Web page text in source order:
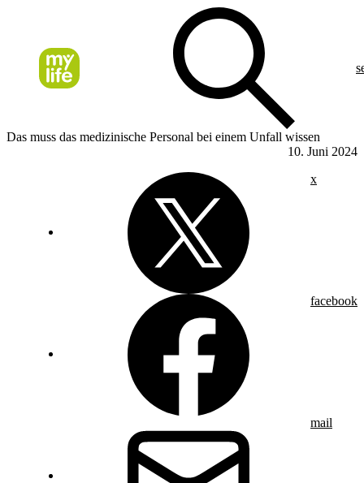
Das muss das medizinische Personal bei einem Unfall wissen
10. Juni 2024
x
facebook
mail